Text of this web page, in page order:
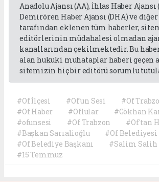
Anadolu Ajansı (AA), İhlas Haber Ajansı
Demirören Haber Ajansı (DHA) ve
tarafından eklenen tüm haberler,
editörlerinin müdahalesi olmadan
kanallarından çekilmektedir. Bu
alan hukuki muhataplar haberi geçen
sitemizin hiç bir editörü sorumlu
#Of İlçesi #Of'un Sesi
#Of
#Of Haber
#Oflular
#Gökhan
#ofunsesi
#Of Trabzon
#Of'tan
#Başkan Sarıalioğlu
#Of Belediyesi
#Of Belediye Başkanı
#Salim Salih
#15 Temmuz